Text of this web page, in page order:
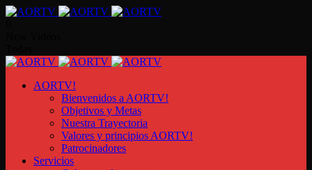
AORTV!
Bienvenidos a AORTV!
Objetivos y Metas
Nuestra Trayectoria
Valores y principios AORTV!
Patrocinadores
Servicios